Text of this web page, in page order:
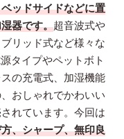
ッドサイドなどに置
器です。超音波式や
リッド式など様々な
タイプやペットボト
の充電式、加湿機能
おしゃれでかわいい
れています。今回は
、シャープ、無印良